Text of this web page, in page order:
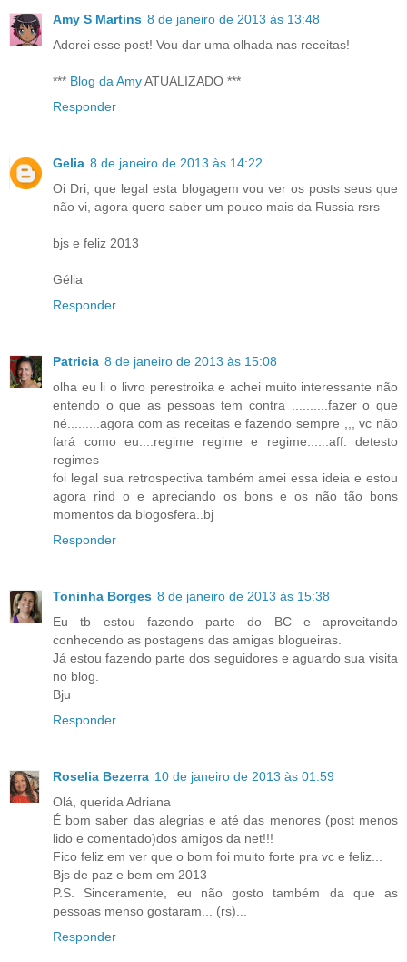
Amy S Martins 8 de janeiro de 2013 às 13:48
Adorei esse post! Vou dar uma olhada nas receitas!
*** Blog da AmyATUALIZADO ***
Responder
Gelia 8 de janeiro de 2013 às 14:22
Oi Dri, que legal esta blogagem vou ver os posts seus que
não vi, agora quero saber um pouco mais da Russia rsrs
bjs e feliz 2013
Gélia
Responder
Patricia 8 de janeiro de 2013 às 15:08
olha eu li o livro perestroika e achei muito interessante não
entendo o que as pessoas tem contra ..........fazer o que
né.........agora com as receitas e fazendo sempre ,,, vc não
fará como eu....regime regime e regime......aff. detesto
regimes
foi legal sua retrospectiva também amei essa ideia e estou
agora rind o e apreciando os bons e os não tão bons
momentos da blogosfera..bj
Responder
Toninha Borges 8 de janeiro de 2013 às 15:38
Eu tb estou fazendo parte do BC e aproveitando
conhecendo as postagens das amigas blogueiras.
Já estou fazendo parte dos seguidores e aguardo sua visita
no blog.
Bju
Responder
Roselia Bezerra 10 de janeiro de 2013 às 01:59
Olá, querida Adriana
É bom saber das alegrias e até das menores (post menos
lido e comentado)dos amigos da net!!!
Fico feliz em ver que o bom foi muito forte pra vc e feliz...
Bjs de paz e bem em 2013
P.S. Sinceramente, eu não gosto também da que as
pessoas menso gostaram... (rs)...
Responder